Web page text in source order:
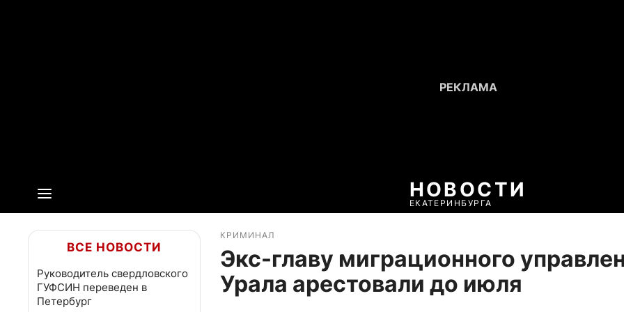
НОВОСТИ
ЕКАТЕРИНБУРГА
ВСЕ НОВОСТИ
Руководитель свердловского
ГУФСИН переведен в
Петербург
КРИМИНАЛ
Экс-главу миграционного
Урала арестовали до июля